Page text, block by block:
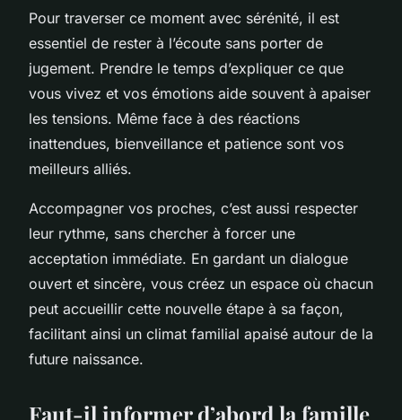
Pour traverser ce moment avec sérénité, il est
essentiel de rester à l’écoute sans porter de
jugement. Prendre le temps d’expliquer ce que
vous vivez et vos émotions aide souvent à apaiser
les tensions. Même face à des réactions
inattendues, bienveillance et patience sont vos
meilleurs alliés.
Accompagner vos proches, c’est aussi respecter
leur rythme, sans chercher à forcer une
acceptation immédiate. En gardant un dialogue
ouvert et sincère, vous créez un espace où chacun
peut accueillir cette nouvelle étape à sa façon,
facilitant ainsi un climat familial apaisé autour de la
future naissance.
Faut-il informer d’abord la famille